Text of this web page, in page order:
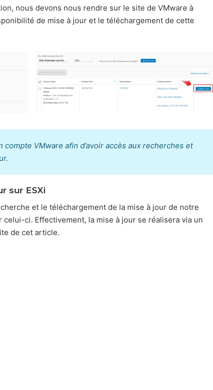
nous devons nous rendre sur le site de VMware à
de mise à jour et le téléchargement de cette
VMware afin d’avoir accès aux recherches et
sur ESXi
et le téléchargement de la mise à jour de notre
ci. Effectivement, la mise à jour se réalisera via un
de cet article.